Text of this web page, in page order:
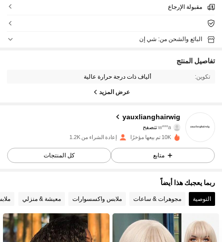
مقبولة الإرجاع
البائع والشحن من: شي إن
تفاصيل المنتج
تكوين: ألياف ذات درجة حرارة عالية
عرض المزيد
yauxlianghairwig
w***aتتصفح
4.74
452 متابعون
4.74 452 متابعون
4.74
4.74
4.74 452 متابعون
10K تم بيعها مؤخرًا إعادة الشراء من 1.2K
متابع كل المنتجات
ربما يعجبك هذا أيضاً
التوصية مجوهرات & ساعات ملابس واكسسوارات معيشة & منزلي